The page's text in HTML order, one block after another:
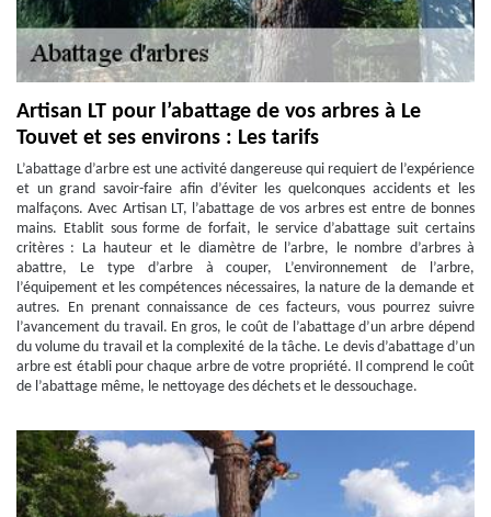
Artisan LT pour l’abattage de vos arbres à Le
Touvet et ses environs : Les tarifs
L’abattage d’arbre est une activité dangereuse qui requiert de l’expérience
et un grand savoir-faire afin d’éviter les quelconques accidents et les
malfaçons. Avec Artisan LT, l’abattage de vos arbres est entre de bonnes
mains. Etablit sous forme de forfait, le service d’abattage suit certains
critères : La hauteur et le diamètre de l’arbre, le nombre d’arbres à
abattre, Le type d’arbre à couper, L’environnement de l’arbre,
l’équipement et les compétences nécessaires, la nature de la demande et
autres. En prenant connaissance de ces facteurs, vous pourrez suivre
l’avancement du travail. En gros, le coût de l’abattage d’un arbre dépend
du volume du travail et la complexité de la tâche. Le devis d’abattage d’un
arbre est établi pour chaque arbre de votre propriété. Il comprend le coût
de l’abattage même, le nettoyage des déchets et le dessouchage.